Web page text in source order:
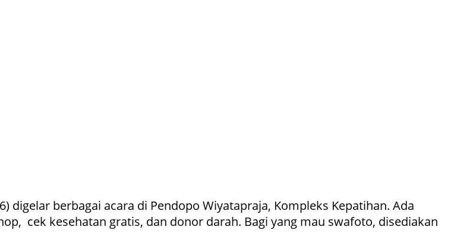
digelar berbagai acara di Pendopo Wiyatapraja, Kompleks Kepatihan. Ada
cek kesehatan gratis, dan donor darah. Bagi yang mau swafoto, disediakan